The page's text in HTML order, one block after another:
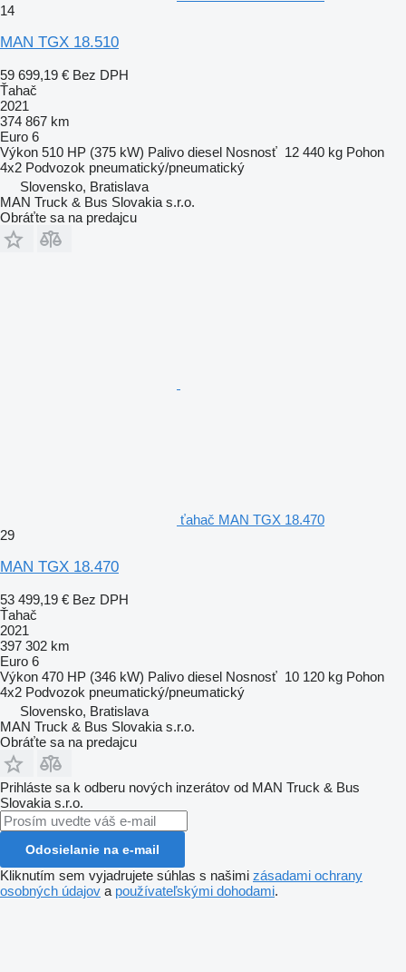
14
MAN TGX 18.510
59 699,19 € Bez DPH
Ťahač
2021
374 867 km
Euro 6
Výkon 510 HP (375 kW) Palivo diesel Nosnosť 12 440 kg Pohon
4x2 Podvozok pneumatický/pneumatický
Slovensko, Bratislava
MAN Truck & Bus Slovakia s.r.o.
Obráťte sa na predajcu
ťahač MAN TGX 18.470
29
MAN TGX 18.470
53 499,19 € Bez DPH
Ťahač
2021
397 302 km
Euro 6
Výkon 470 HP (346 kW) Palivo diesel Nosnosť 10 120 kg Pohon
4x2 Podvozok pneumatický/pneumatický
Slovensko, Bratislava
MAN Truck & Bus Slovakia s.r.o.
Obráťte sa na predajcu
Prihláste sa k odberu nových inzerátov od MAN Truck & Bus
Slovakia s.r.o.
Odosielanie na e-mail
Kliknutím sem vyjadrujete súhlas s našimi zásadami ochrany
osobných údajov a používateľskými dohodami.